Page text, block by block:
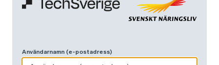
Användarnamn (e-postadress)